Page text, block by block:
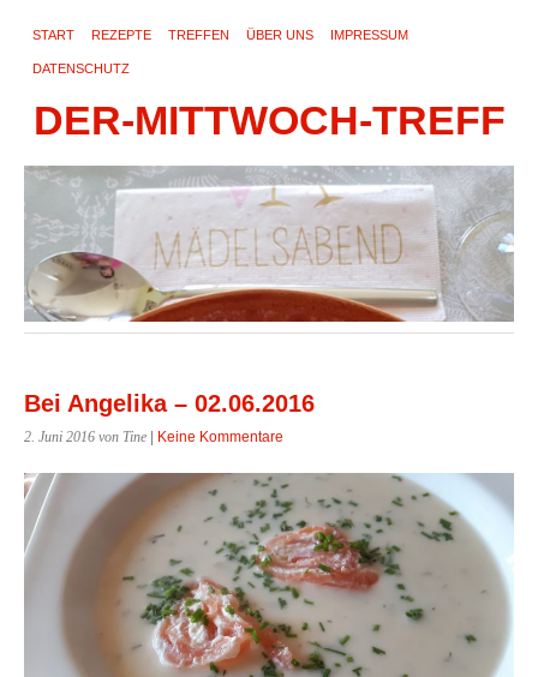
START REZEPTE TREFFEN ÜBER UNS IMPRESSUM
DATENSCHUTZ
DER-MITTWOCH-TREFF
Bei Angelika – 02.06.2016
2. Juni 2016 von Tine | Keine Kommentare